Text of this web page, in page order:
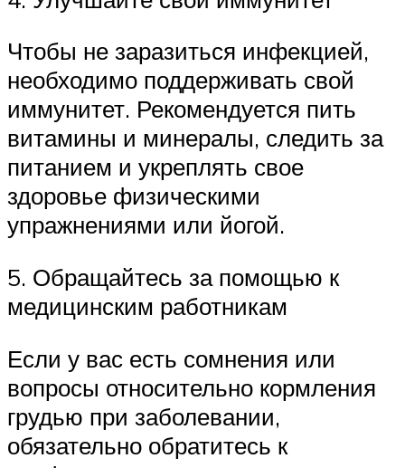
Чтобы не заразиться инфекцией,
необходимо поддерживать свой
иммунитет. Рекомендуется пить
витамины и минералы, следить за
питанием и укреплять свое
здоровье физическими
упражнениями или йогой.
5. Обращайтесь за помощью к
медицинским работникам
Если у вас есть сомнения или
вопросы относительно кормления
грудью при заболевании,
обязательно обратитесь к